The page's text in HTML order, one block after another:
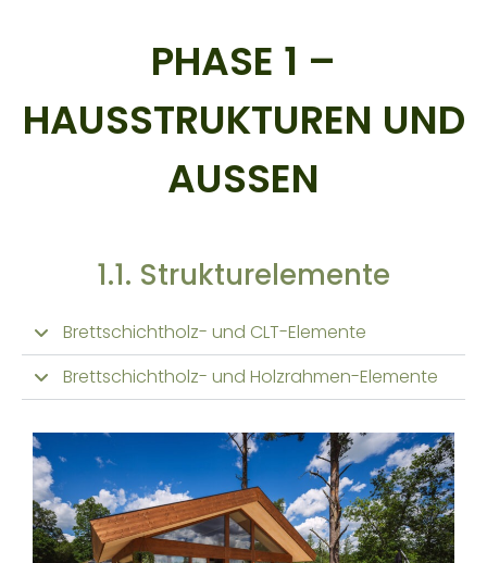
PHASE 1 –
HAUSSTRUKTUREN UND
AUSSEN
1.1. Strukturelemente
Brettschichtholz- und CLT-Elemente
Brettschichtholz- und Holzrahmen-Elemente